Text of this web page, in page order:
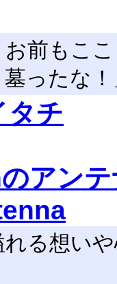
お前もこ
墓ったな
タチ
アンテ
る想い